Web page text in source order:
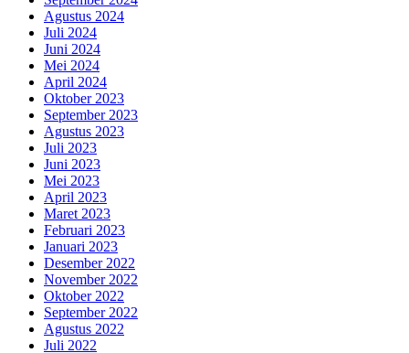
Agustus 2024
Juli 2024
Juni 2024
Mei 2024
April 2024
Oktober 2023
September 2023
Agustus 2023
Juli 2023
Juni 2023
Mei 2023
April 2023
Maret 2023
Februari 2023
Januari 2023
Desember 2022
November 2022
Oktober 2022
September 2022
Agustus 2022
Juli 2022